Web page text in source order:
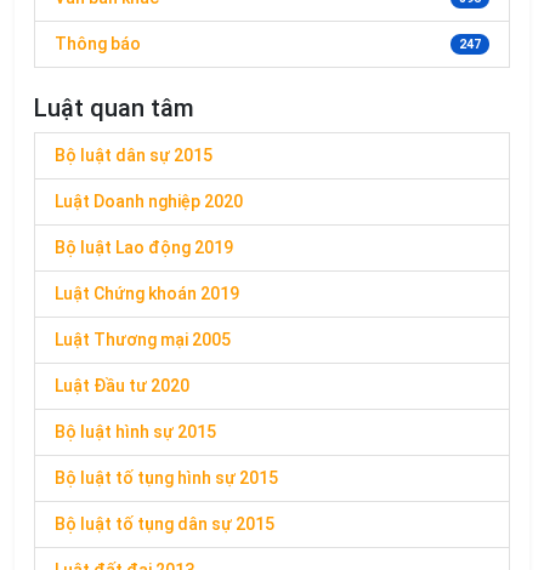
Thông báo 247
Luật quan tâm
Bộ luật dân sự 2015
Luật Doanh nghiệp 2020
Bộ luật Lao động 2019
Luật Chứng khoán 2019
Luật Thương mại 2005
Luật Đầu tư 2020
Bộ luật hình sự 2015
Bộ luật tố tụng hình sự 2015
Bộ luật tố tụng dân sự 2015